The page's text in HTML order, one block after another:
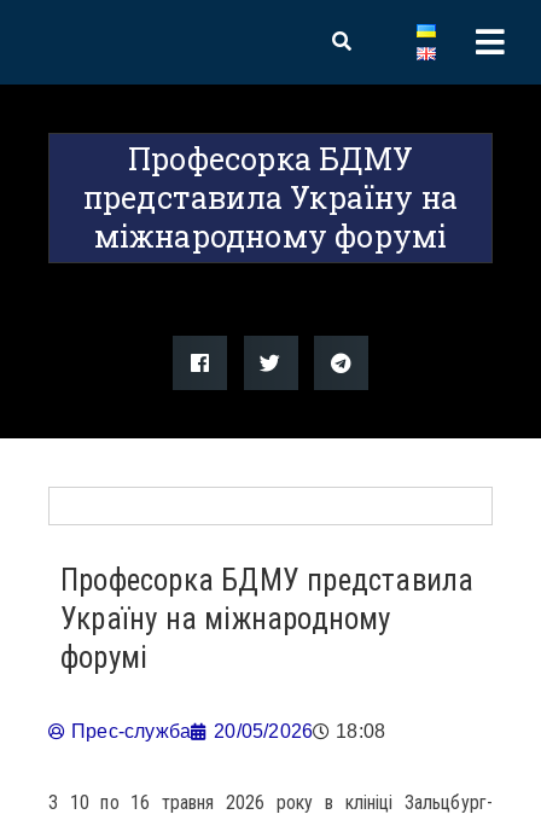
Професорка БДМУ
представила Україну на
міжнародному форумі
Професорка БДМУ представила
Україну на міжнародному
форумі
Прес-служба 20/05/2026 18:08
З 10 по 16 травня 2026 року в клініці Зальцбург-